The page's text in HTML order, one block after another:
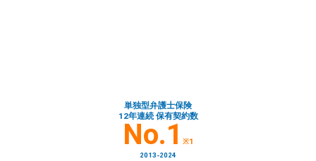
単独型弁護士保険
12年連続 保有契約数
No.1 ※1
2013-2024